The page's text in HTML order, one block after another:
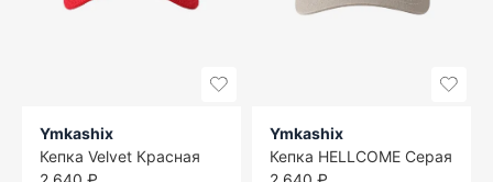
Ymkashix
Кепка Velvet Красная
Ymkashix
Кепка HELLCOME Серая